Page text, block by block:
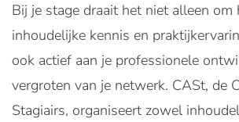
Bij je stage draait het niet alleen om
inhoudelijke kennis en
ook actief aan je professionele
vergroten van je netwerk. CASt, de
Stagiairs, organiseert zowel